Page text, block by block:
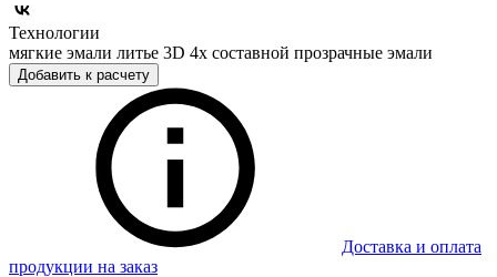
Технологии
мягкие эмали литье 3D 4х составной прозрачные эмали
Добавить к расчету
Доставка и оплата
продукции на заказ